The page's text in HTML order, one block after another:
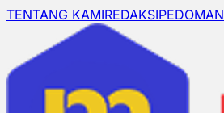
TENTANG KAMIREDAKSIPEDOMAN